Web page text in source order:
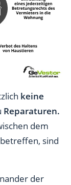
keine
Reparaturen.
dem
sind
der